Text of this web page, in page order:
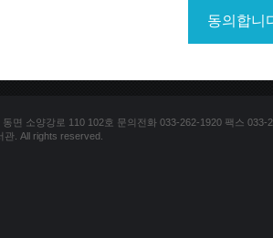
면 소양강로 110 102호 문의전화 033-262-1920 팩스 033-
. All rights reserved.